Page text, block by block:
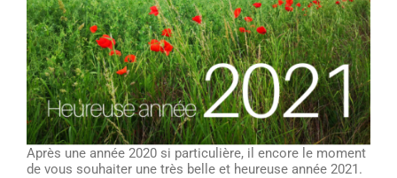
Après une année 2020 si particulière, il encore le moment
de vous souhaiter une très belle et heureuse année 2021.